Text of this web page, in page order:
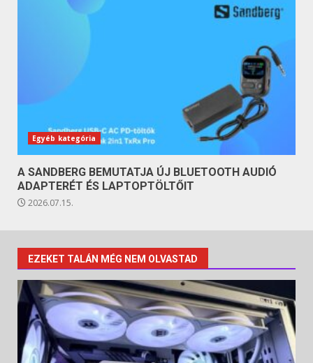
Egyéb kategória
A SANDBERG BEMUTATJA ÚJ BLUETOOTH AUDIÓ
ADAPTERÉT ÉS LAPTOPTÖLTŐIT
2026.07.15.
EZEKET TALÁN MÉG NEM OLVASTAD